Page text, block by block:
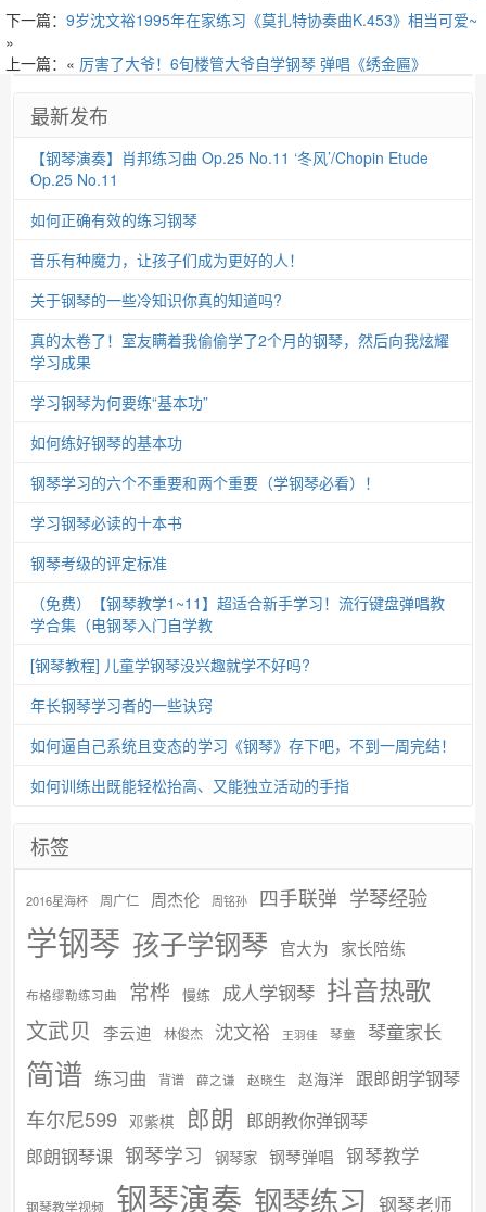
下一篇： 9岁沈文裕1995年在家练习《莫扎特协奏曲K.453》相当可爱~
»
上一篇：« 厉害了大爷！6旬楼管大爷自学钢琴 弹唱《绣金匾》
最新发布
【钢琴演奏】肖邦练习曲 Op.25 No.11 ‘冬风’/Chopin Etude
Op.25 No.11
如何正确有效的练习钢琴
音乐有种魔力，让孩子们成为更好的人！
关于钢琴的一些冷知识你真的知道吗?
真的太卷了！室友瞒着我偷偷学了2个月的钢琴，然后向我炫耀
学习成果
学习钢琴为何要练“基本功”
如何练好钢琴的基本功
钢琴学习的六个不重要和两个重要（学钢琴必看）！
学习钢琴必读的十本书
钢琴考级的评定标准
（免费）【钢琴教学1~11】超适合新手学习！流行键盘弹唱教
学合集（电钢琴入门自学教
[钢琴教程] 儿童学钢琴没兴趣就学不好吗?
年长钢琴学习者的一些诀窍
如何逼自己系统且变态的学习《钢琴》存下吧，不到一周完结！
如何训练出既能轻松抬高、又能独立活动的手指
标签
2016星海杯 周广仁 周杰伦 周铭孙 四手联弹 学琴经验
学钢琴 孩子学钢琴 官大为 家长陪练
布格缪勒练习曲 常桦 慢练 成人学钢琴 抖音热歌
文武贝 李云迪 林俊杰 沈文裕 王羽佳 琴童 琴童家长
简谱 练习曲 背谱 薛之谦 赵晓生 赵海洋 跟郎朗学钢琴
车尔尼599 邓紫棋 郎朗 郎朗教你弹钢琴
郎朗钢琴课 钢琴学习 钢琴家 钢琴弹唱 钢琴教学
钢琴教学视频 钢琴演奏 钢琴练习 钢琴老师